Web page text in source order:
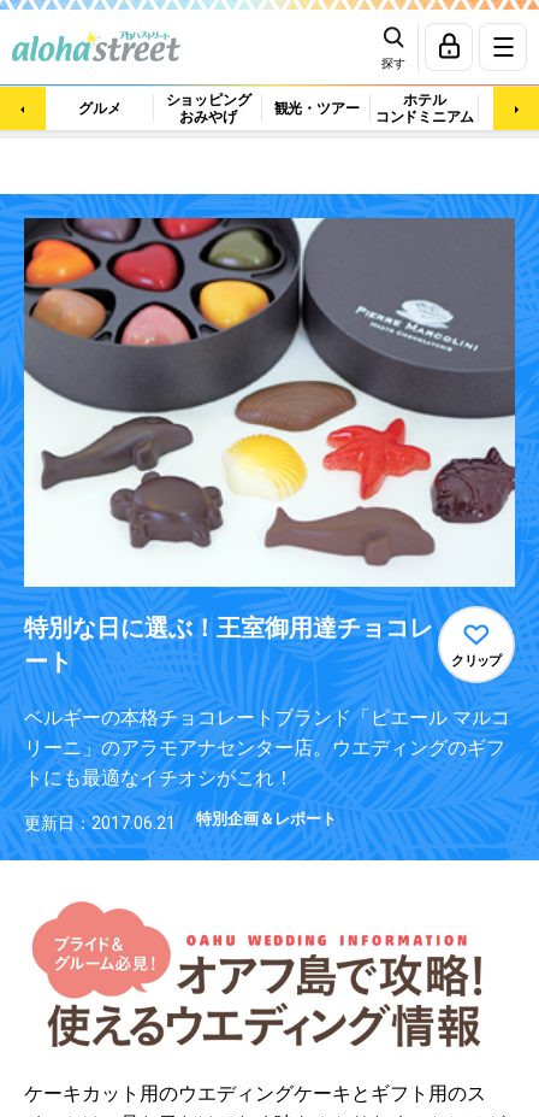
探す
グルメ
ショッピング
おみやげ
観光・ツアー
ホテル
コンドミニアム
マッ
特別な日に選ぶ！王室御用達チョコレ
ート
クリップ
ベルギーの本格チョコレートブランド「ピエール マルコ
リーニ」のアラモアナセンター店。ウエディングのギフ
トにも最適なイチオシがこれ！
更新日：2017.06.21 特別企画＆レポート
ケーキカット用のウエディングケーキとギフト用のス